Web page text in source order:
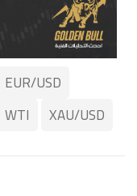
EUR/USD
WTI XAU/USD